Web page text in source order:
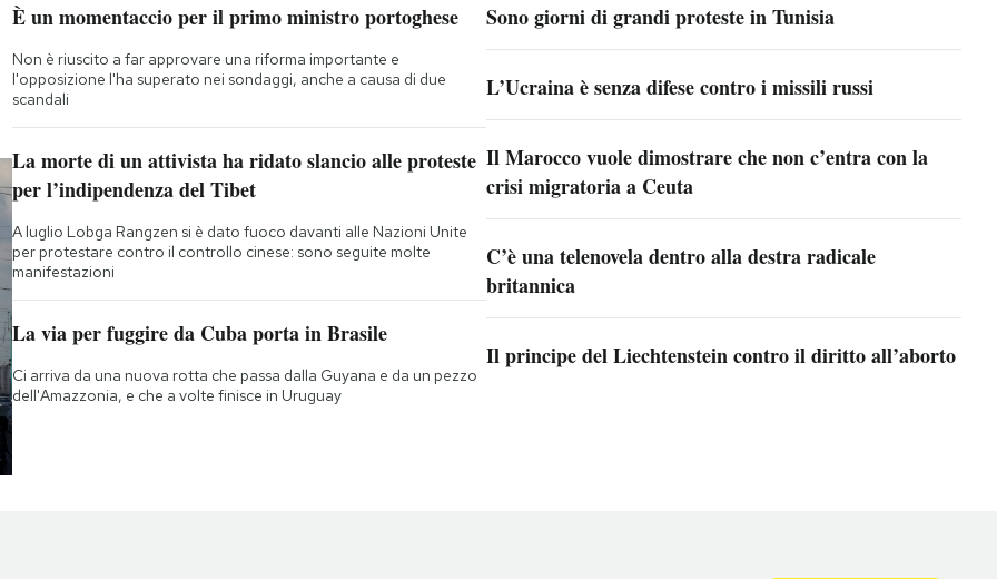
È un momentaccio per il primo ministro portoghese
Non è riuscito a far approvare una riforma importante e
l'opposizione l'ha superato nei sondaggi, anche a causa di due
scandali
La morte di un attivista ha ridato slancio alle proteste
per l’indipendenza del Tibet
A luglio Lobga Rangzen si è dato fuoco davanti alle Nazioni Unite
per protestare contro il controllo cinese: sono seguite molte
manifestazioni
La via per fuggire da Cuba porta in Brasile
Ci arriva da una nuova rotta che passa dalla Guyana e da un pezzo
dell'Amazzonia, e che a volte finisce in Uruguay
Sono giorni di grandi proteste in Tunisia
L’Ucraina è senza difese contro i missili russi
Il Marocco vuole dimostrare che non c’entra con la
crisi migratoria a Ceuta
C’è una telenovela dentro alla destra radicale
britannica
Il principe del Liechtenstein contro il diritto all’aborto